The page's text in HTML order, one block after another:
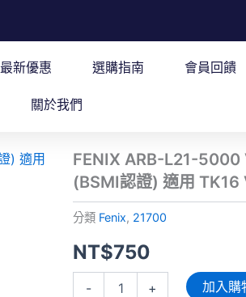
最新優惠 選購指南 會員回饋
關於我們
FENIX ARB-L21-5000
(BSMI認證) 適用 TK16
分類 Fenix, 21700
NT$750
- + 加入購